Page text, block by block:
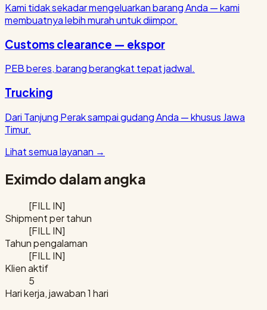
Kami tidak sekadar mengeluarkan barang Anda — kami
membuatnya lebih murah untuk diimpor.
Customs clearance — ekspor
PEB beres, barang berangkat tepat jadwal.
Trucking
Dari Tanjung Perak sampai gudang Anda — khusus Jawa
Timur.
Lihat semua layanan →
Eximdo dalam angka
[FILL IN]
Shipment per tahun
[FILL IN]
Tahun pengalaman
[FILL IN]
Klien aktif
5
Hari kerja, jawaban 1 hari